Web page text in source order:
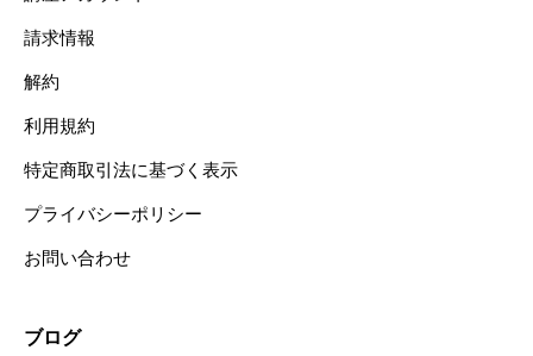
請求情報
解約
利用規約
特定商取引法に基づく表示
プライバシーポリシー
お問い合わせ
ブログ